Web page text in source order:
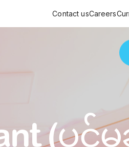
V
&
for every stage of life
to providing comprehensive
services
Contact usCareers
(ပင်